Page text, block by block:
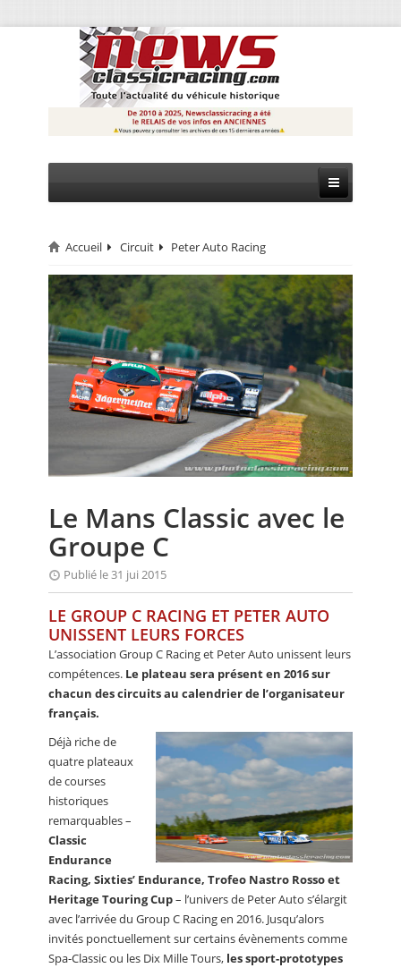
CIRCUIT
RALLYE
MONTAGNE
EVÈNEMENTS
CALENDRIER
FOCUS
ANNUAIRES
PETITES ANNONCES
Accueil Circuit Peter Auto Racing
Le Mans Classic avec le
Groupe C
Publié le 31 jui 2015
LE GROUP C RACING ET PETER AUTO
UNISSENT LEURS FORCES
L’association Group C Racing et Peter Auto unissent leurs
compétences. Le plateau sera présent en 2016 sur
chacun des circuits au calendrier de l’organisateur
français.
Déjà riche de
quatre plateaux
de courses
historiques
remarquables –
Classic
Endurance
Racing, Sixties’ Endurance, Trofeo Nastro Rosso et
Heritage Touring Cup– l’univers de Peter Auto s’élargit
avec l’arrivée du Group C Racing en 2016. Jusqu’alors
invités ponctuellement sur certains évènements comme
Spa-Classic ou les Dix Mille Tours, les sport-prototypes